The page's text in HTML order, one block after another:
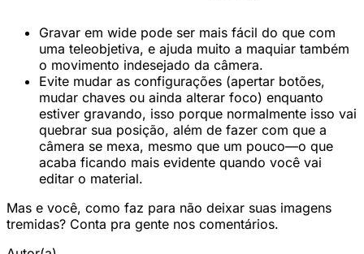
Gravar em wide pode ser mais fácil do que com
uma teleobjetiva, e ajuda muito a maquiar também
o movimento indesejado da câmera.
Evite mudar as configurações (apertar botões,
mudar chaves ou ainda alterar foco) enquanto
estiver gravando, isso porque normalmente isso vai
quebrar sua posição, além de fazer com que a
câmera se mexa, mesmo que um pouco—o que
acaba ficando mais evidente quando você vai
editar o material.
Mas e você, como faz para não deixar suas imagens
tremidas? Conta pra gente nos comentários.